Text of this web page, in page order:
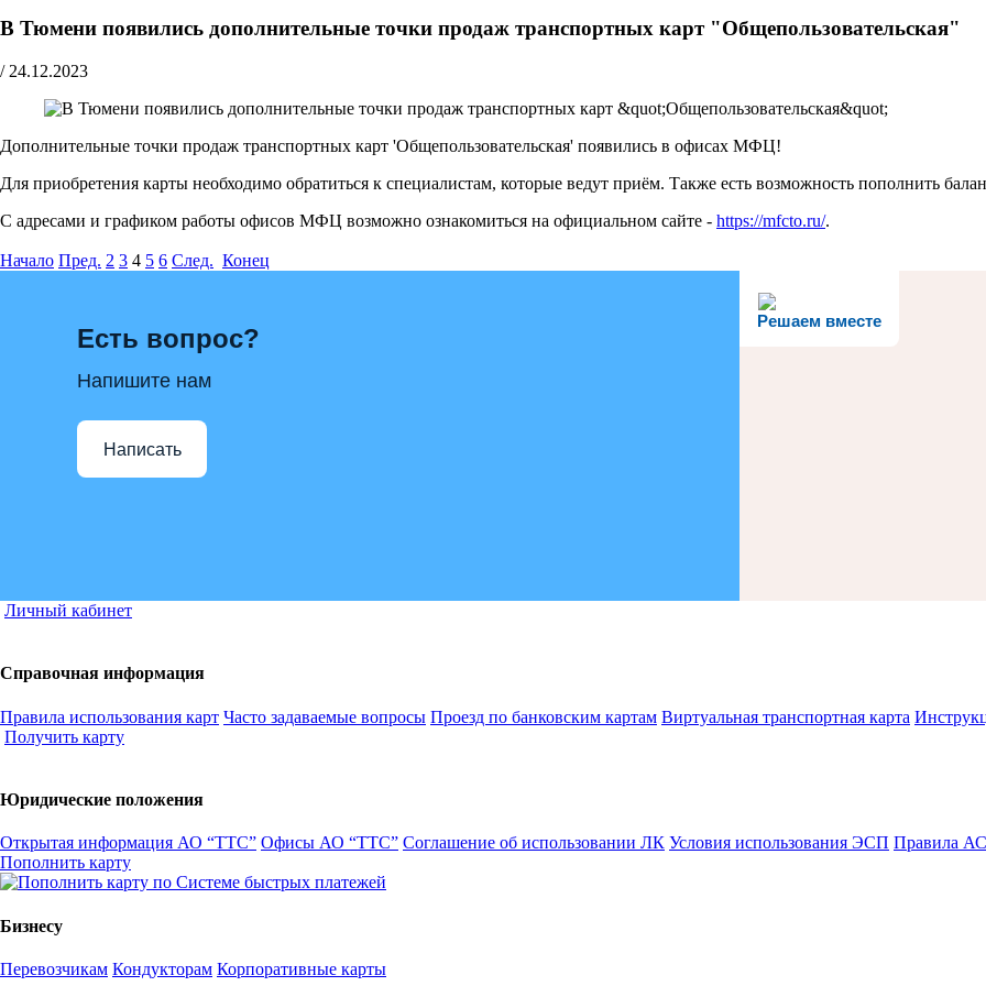
В Тюмени появились дополнительные точки продаж транспортных карт "Общепользовательская"
/ 24.12.2023
Дополнительные точки продаж транспортных карт 'Общепользовательская' появились в офисах МФЦ!
Для приобретения карты необходимо обратиться к специалистам, которые ведут приём. Также есть возможность пополнить
С адресами и графиком работы офисов МФЦ возможно ознакомиться на официальном сайте - https://mfcto.ru/.
Начало Пред. 2 3 4 5 6 След. Конец
Решаем вместе
Есть вопрос?
Напишите нам
Написать
Личный кабинет
Справочная информация
Правила использования карт Часто задаваемые вопросы Проезд по банковским картам Виртуальная транспортная карта
Получить карту
Юридические положения
Открытая информация АО “ТТС” Офисы АО “ТТС” Соглашение об использовании ЛК Условия использования ЭСП Правила
Пополнить карту
Бизнесу
Перевозчикам Кондукторам Корпоративные карты